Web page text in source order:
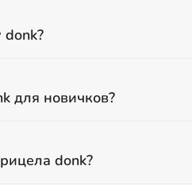
для новичков?
donk?